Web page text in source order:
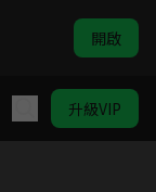
開啟
升級VIP